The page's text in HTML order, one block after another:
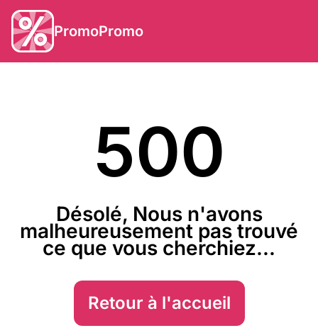
PromoPromo
500
Désolé, Nous n'avons
malheureusement pas trouvé
ce que vous cherchiez...
Retour à l'accueil